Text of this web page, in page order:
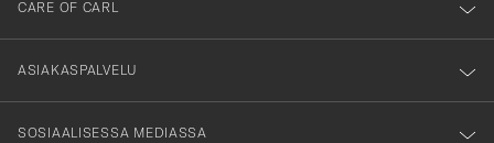
till
vårt
nyhetsbrev!
CARE OF CARL
ASIAKASPALVELU
SOSIAALISESSA MEDIASSA